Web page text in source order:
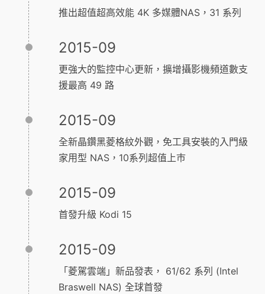
推出超值超高效能 4K 多媒體NAS，31 系列
2015-09
更強大的監控中心更新，擴增攝影機頻道數支
援最高 49 路
2015-09
全新晶鑽黑菱格紋外觀，免工具安裝的入門級
家用型 NAS，10系列超值上巿
2015-09
首發升級 Kodi 15
2015-09
「菱駕雲端」新品發表， 61/62 系列 (Intel
Braswell NAS) 全球首發